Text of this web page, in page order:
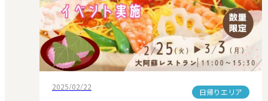
2025/02/22
日帰りエリア